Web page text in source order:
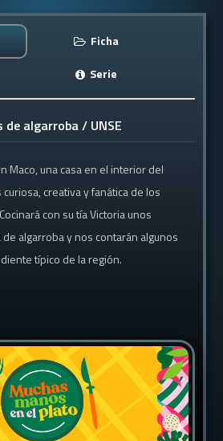
Ficha
Serie
de algarroba / UNSE
Maco, una casa en el interior del
creativa y fanática de los
con su tía Victoria unos
algarroba y nos contarán algunos
típico de la región.